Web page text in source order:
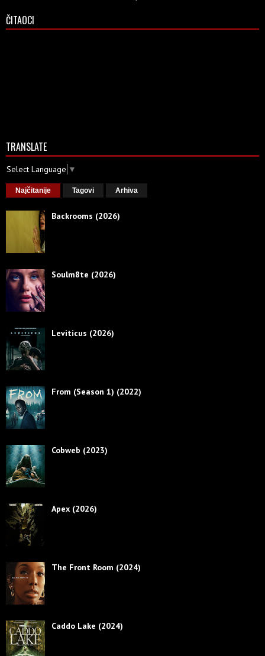
ČITAOCI
TRANSLATE
Select Language ▼
Najčitanije Tagovi Arhiva
Backrooms (2026)
Soulm8te (2026)
Leviticus (2026)
From (Season 1) (2022)
Cobweb (2023)
Apex (2026)
The Front Room (2024)
Caddo Lake (2024)